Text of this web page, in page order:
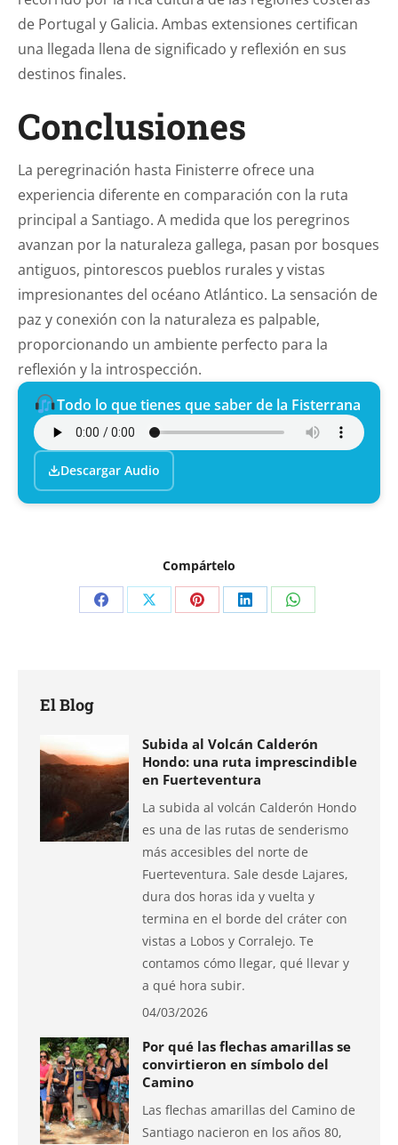
de Portugal y Galicia. Ambas extensiones certifican
una llegada llena de significado y reflexión en sus
destinos finales.
Conclusiones
La peregrinación hasta Finisterre ofrece una
experiencia diferente en comparación con la ruta
principal a Santiago. A medida que los peregrinos
avanzan por la naturaleza gallega, pasan por bosques
antiguos, pintorescos pueblos rurales y vistas
impresionantes del océano Atlántico. La sensación de
paz y conexión con la naturaleza es palpable,
proporcionando un ambiente perfecto para la
reflexión y la introspección.
Todo lo que tienes que saber de la Fisterrana
Descargar Audio
Compártelo
CompartirCompartirCompartirCompartirCompartir
El Blog
Subida al Volcán Calderón
Hondo: una ruta imprescindible
en Fuerteventura
La subida al volcán Calderón Hondo
es una de las rutas de senderismo
más accesibles del norte de
Fuerteventura. Sale desde Lajares,
dura dos horas ida y vuelta y
termina en el borde del cráter con
vistas a Lobos y Corralejo. Te
contamos cómo llegar, qué llevar y
a qué hora subir.
04/03/2026
Por qué las flechas amarillas se
convirtieron en símbolo del
Camino
Las flechas amarillas del Camino de
Santiago nacieron en los años 80,